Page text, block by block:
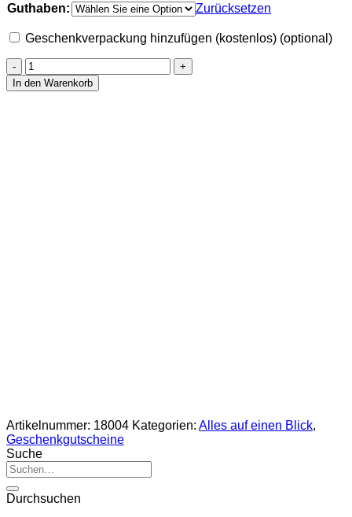
Guthaben: Zurücksetzen
Geschenkverpackung hinzufügen (kostenlos) (optional)
Geschenkgutscheine
Menge
In den Warenkorb
Artikelnummer: 18004 Kategorien: Alles auf einen Blick,
Geschenkgutscheine
Suche
Suche
nach:
Durchsuchen